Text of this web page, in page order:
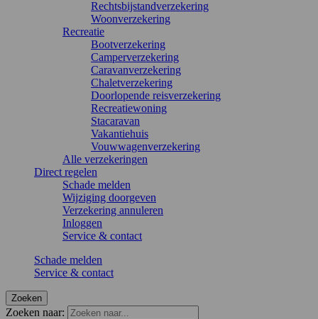
Rechtsbijstandverzekering
Woonverzekering
Recreatie
Bootverzekering
Camperverzekering
Caravanverzekering
Chaletverzekering
Doorlopende reisverzekering
Recreatiewoning
Stacaravan
Vakantiehuis
Vouwwagenverzekering
Alle verzekeringen
Direct regelen
Schade melden
Wijziging doorgeven
Verzekering annuleren
Inloggen
Service & contact
Schade melden
Service & contact
Zoeken
Zoeken naar: